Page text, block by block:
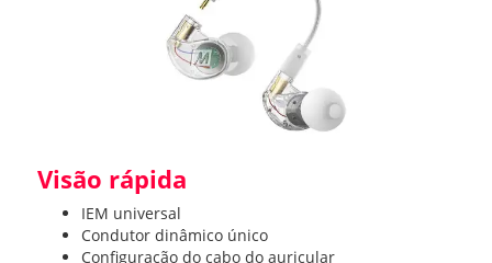
Visão rápida
IEM universal
Condutor dinâmico único
Configuração do cabo do auricular